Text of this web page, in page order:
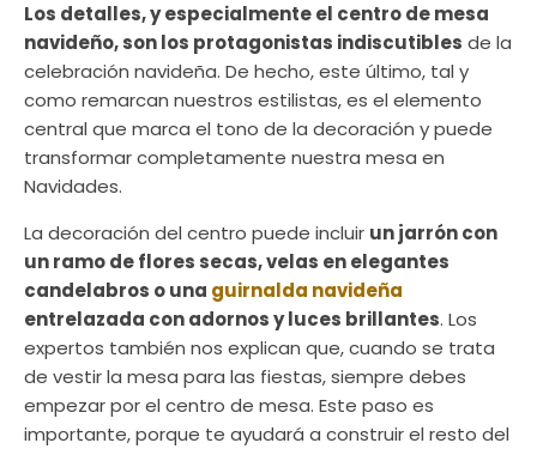
Los detalles, y especialmente el centro de mesa
navideño, son los protagonistas indiscutibles de la
celebración navideña. De hecho, este último, tal y
como remarcan nuestros estilistas, es el elemento
central que marca el tono de la decoración y puede
transformar completamente nuestra mesa en
Navidades.
La decoración del centro puede incluir un jarrón con
un ramo de flores secas, velas en elegantes
candelabros o una guirnalda navideña
entrelazada con adornos y luces brillantes. Los
expertos también nos explican que, cuando se trata
de vestir la mesa para las fiestas, siempre debes
empezar por el centro de mesa. Este paso es
importante, porque te ayudará a construir el resto del